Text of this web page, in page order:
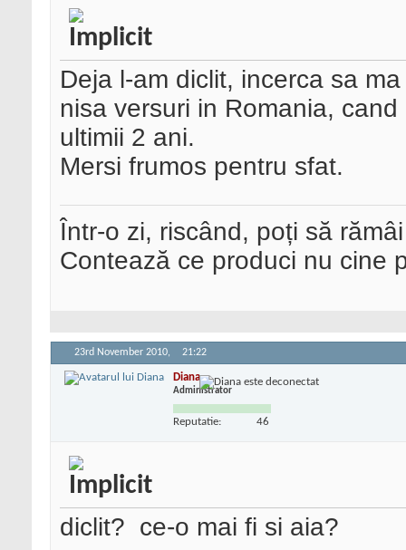
Deja l-am diclit, incerca sa
nisa versuri in Romania,
ultimii 2 ani.
Mersi frumos pentru sfat.
Într-o zi, riscând, poți să
Contează ce produci nu cine
23rd November 2010, 21:22
Diana
Administrator
Reputatie: 46
diclit? ce-o mai fi si aia?